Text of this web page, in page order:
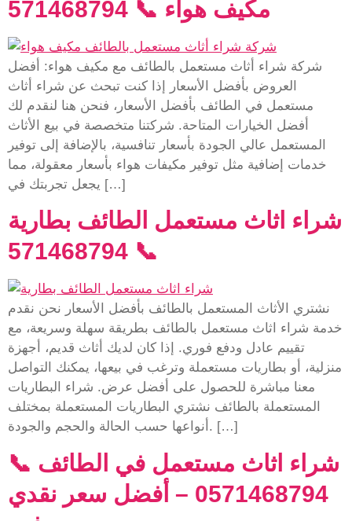
مكيف هواء 📞 571468794
شركة شراء أثاث مستعمل بالطائف مع مكيف هواء: أفضل
العروض بأفضل الأسعار إذا كنت تبحث عن شراء أثاث
مستعمل في الطائف بأفضل الأسعار، فنحن هنا لنقدم لك
أفضل الخيارات المتاحة. شركتنا متخصصة في بيع الأثاث
المستعمل عالي الجودة بأسعار تنافسية، بالإضافة إلى توفير
خدمات إضافية مثل توفير مكيفات هواء بأسعار معقولة، مما
يجعل تجربتك في […]
شراء اثاث مستعمل الطائف بطارية
📞 571468794
نشتري الأثاث المستعمل بالطائف بأفضل الأسعار نحن نقدم
خدمة شراء اثاث مستعمل بالطائف بطريقة سهلة وسريعة، مع
تقييم عادل ودفع فوري. إذا كان لديك أثاث قديم، أجهزة
منزلية، أو بطاريات مستعملة وترغب في بيعها، يمكنك التواصل
معنا مباشرة للحصول على أفضل عرض. شراء البطاريات
المستعملة بالطائف نشتري البطاريات المستعملة بمختلف
أنواعها حسب الحالة والحجم والجودة. […]
شراء اثاث مستعمل في الطائف 📞
0571468794 – أفضل سعر نقدي